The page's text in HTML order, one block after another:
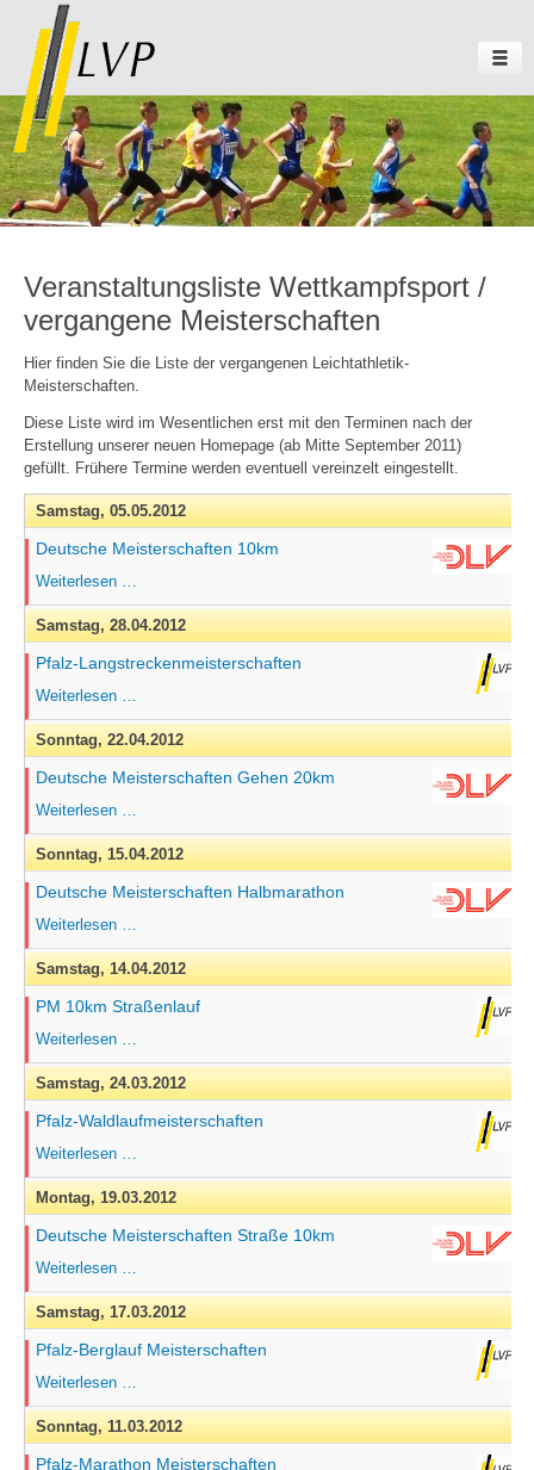
Veranstaltungsliste Wettkampfsport /
vergangene Meisterschaften
Hier finden Sie die Liste der vergangenen Leichtathletik-
Meisterschaften.
Diese Liste wird im Wesentlichen erst mit den Terminen nach der
Erstellung unserer neuen Homepage (ab Mitte September 2011)
gefüllt. Frühere Termine werden eventuell vereinzelt eingestellt.
Samstag,05.05.2012
Deutsche Meisterschaften 10km
Weiterlesen …
10km
Samstag,28.04.2012
Pfalz-Langstreckenmeisterschaften
Weiterlesen …
Sonntag,22.04.2012
Deutsche Meisterschaften Gehen 20km
Weiterlesen …
Gehen
20km
Sonntag,15.04.2012
Deutsche Meisterschaften Halbmarathon
Weiterlesen …
Halbmarathon
Samstag,14.04.2012
PM 10km Straßenlauf
Weiterlesen …
Straßenlauf
Samstag,24.03.2012
Pfalz-Waldlaufmeisterschaften
Weiterlesen …
Montag,19.03.2012
Deutsche Meisterschaften Straße 10km
Weiterlesen …
Straße
10km
Samstag,17.03.2012
Pfalz-Berglauf Meisterschaften
Weiterlesen …
Meisterschaften
Sonntag,11.03.2012
Pfalz-Marathon Meisterschaften